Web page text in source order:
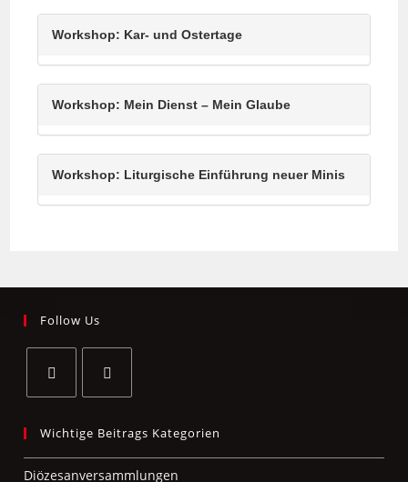
Workshop: Kar- und Ostertage
Workshop: Mein Dienst – Mein Glaube
Workshop: Liturgische Einführung neuer Minis
Follow Us
Wichtige Beitrags Kategorien
Diözesanversammlungen